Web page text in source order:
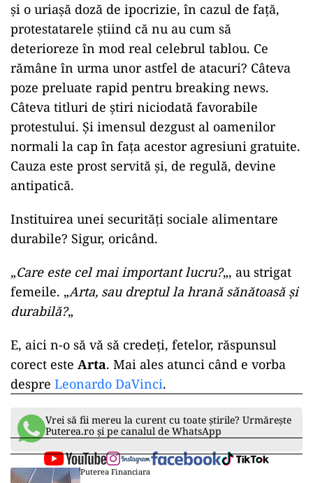
și o uriașă doză de ipocrizie, în cazul de față,
protestatarele știind că nu au cum să
deterioreze în mod real celebrul tablou. Ce
rămâne în urma unor astfel de atacuri? Câteva
poze preluate rapid pentru breaking news.
Câteva titluri de știri niciodată favorabile
protestului. Și imensul dezgust al oamenilor
normali la cap în fața acestor agresiuni gratuite.
Cauza este prost servită și, de regulă, devine
antipatică.
Instituirea unei securităţi sociale alimentare
durabile? Sigur, oricând.
„Care este cel mai important lucru?„, au strigat
femeile. „Arta, sau dreptul la hrană sănătoasă şi
durabilă?„
E, aici n-o să vă să credeți, fetelor, răspunsul
corect este Arta. Mai ales atunci când e vorba
despre Leonardo DaVinci.
Vrei să fii mereu la curent cu toate știrile? Urmărește
Puterea.ro și pe canalul de WhatsApp
Puterea Financiara